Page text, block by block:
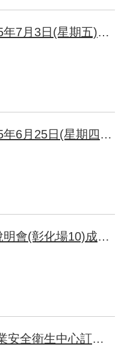
職業安全衛生署訂於115年7月3日(星期五)於臺中辦理「職業安全衛生管理實務說明會」
職業安全衛生署訂於115年6月25日(星期四)於臺中辦理「職業安全衛生管理實務說明會」
115年度勞動條件法令說明會(彰化場10)成美文化園區（地址：彰化縣永靖鄉中山路二段60號頂新大樓5樓大會議室）
職業安全衛生署中區職業安全衛生中心訂於115年6月18日(星期四) 13時30分至17時30分，假彰化縣北斗鎮立圖書館3樓視聽室（地址：彰化縣北斗鎮光復路363號3樓）辦理「115年度勞動條件法令說明會(彰化場11)，歡迎踴躍報名參加！